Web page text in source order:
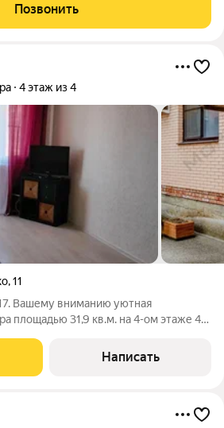
безопасности и застрахованы
Позвонить
4 этаж из 4
,11
Вашему вниманию уютная
площадью 31,9 кв.м. на 4-ом этаже 4-х
Написать